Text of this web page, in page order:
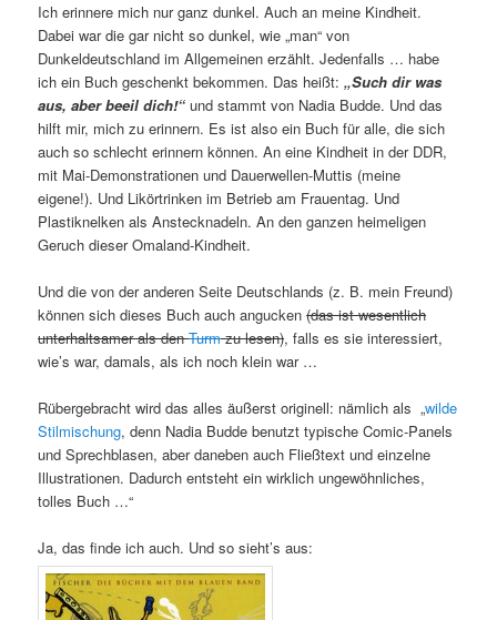
Ich erinnere mich nur ganz dunkel. Auch an meine Kindheit.
Dabei war die gar nicht so dunkel, wie „man“ von
Dunkeldeutschland im Allgemeinen erzählt. Jedenfalls … habe
ich ein Buch geschenkt bekommen. Das heißt: „Such dir was
aus, aber beeil dich!“und stammt von Nadia Budde. Und das
hilft mir, mich zu erinnern. Es ist also ein Buch für alle, die sich
auch so schlecht erinnern können. An eine Kindheit in der DDR,
mit Mai-Demonstrationen und Dauerwellen-Muttis (meine
eigene!). Und Likörtrinken im Betrieb am Frauentag. Und
Plastiknelken als Anstecknadeln. An den ganzen heimeligen
Geruch dieser Omaland-Kindheit.
Und die von der anderen Seite Deutschlands (z. B. mein Freund)
können sich dieses Buch auch angucken(das ist wesentlich
unterhaltsamer als denTurmzu lesen), falls es sie interessiert,
wie’s war, damals, als ich noch klein war …
Rübergebracht wird das alles äußerst originell: nämlich als „wilde
Stilmischung, denn Nadia Budde benutzt typische Comic-Panels
und Sprechblasen, aber daneben auch Fließtext und einzelne
Illustrationen. Dadurch entsteht ein wirklich ungewöhnliches,
tolles Buch …“
Ja, das finde ich auch. Und so sieht’s aus: